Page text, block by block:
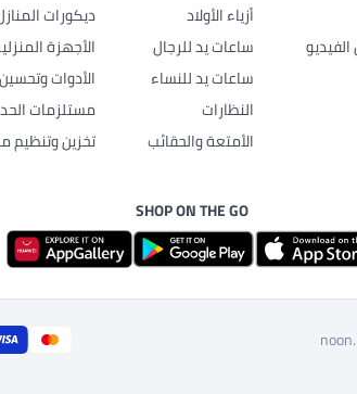
أزياء الأولاد
ساعات يد للرجال
ساعات يد للنساء
النظارات
الأمتعة والحقائب
ديكورات
الأجهزة
الأدوات
مستلزمات
تخزين وتنظيم
SHOP ON THE GO